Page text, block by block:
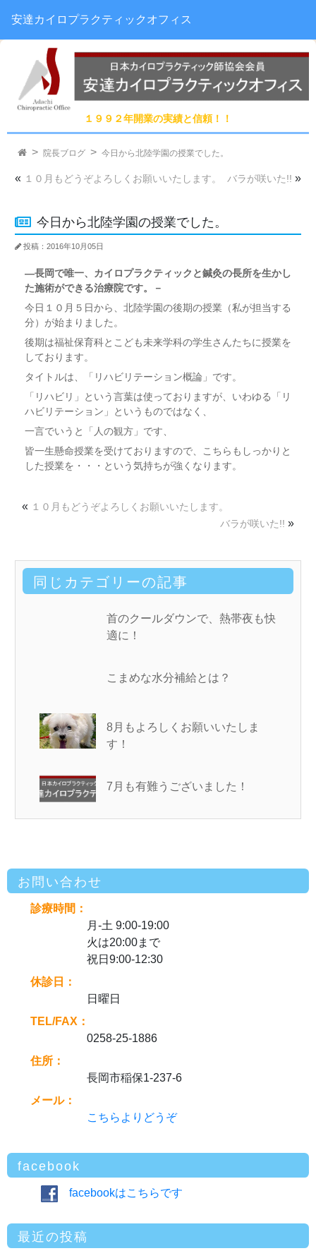
１９９２年開業の実績と信頼！！
安達カイロプラクティックオフィス
院長ブログ 今日から北陸学園の授業でした。
« １０月もどうぞよろしくお願いいたします。 バラが咲いた!! »
今日から北陸学園の授業でした。
投稿：2016年10月05日
―長岡で唯一、カイロプラクティックと鍼灸の長所を生かし
た施術ができる治療院です。－
今日１０月５日から、北陸学園の後期の授業（私が担当する
分）が始まりました。
後期は福祉保育科とこども未来学科の学生さんたちに授業を
しております。
タイトルは、「リハビリテーション概論」です。
「リハビリ」という言葉は使っておりますが、いわゆる「リ
ハビリテーション」というものではなく、
一言でいうと「人の観方」です、
皆一生懸命授業を受けておりますので、こちらもしっかりと
した授業を・・・という気持ちが強くなります。
« １０月もどうぞよろしくお願いいたします。
バラが咲いた!! »
同じカテゴリーの記事
首のクールダウンで、熱帯夜も快
適に！
こまめな水分補給とは？
8月もよろしくお願いいたしま
す！
7月も有難うございました！
お問い合わせ
診療時間：
月-土 9:00-19:00
火は20:00まで
祝日9:00-12:30
休診日：
日曜日
TEL/FAX：
0258-25-1886
住所：
長岡市稲保1-237-6
メール：
こちらよりどうぞ
facebook
facebookはこちらです
最近の投稿